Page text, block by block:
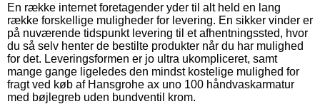
En række internet foretagender yder til alt held en lang
række forskellige muligheder for levering. En sikker vinder er
på nuværende tidspunkt levering til et afhentningssted, hvor
du så selv henter de bestilte produkter når du har mulighed
for det. Leveringsformen er jo ultra ukompliceret, samt
mange gange ligeledes den mindst kostelige mulighed for
fragt ved køb af Hansgrohe ax uno 100 håndvaskarmatur
med bøjlegreb uden bundventil krom.